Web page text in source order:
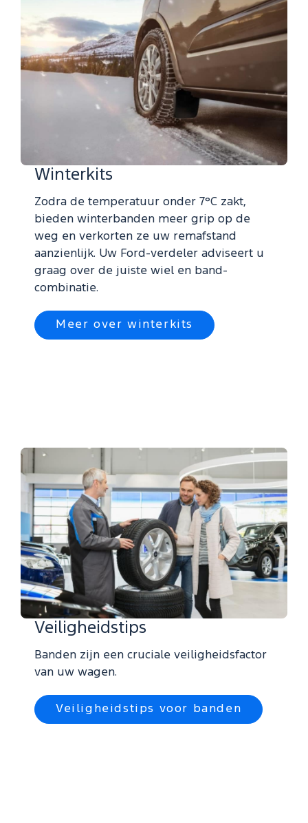
Winterkits
Zodra de temperatuur onder 7°C zakt,
bieden winterbanden meer grip op de
weg en verkorten ze uw remafstand
aanzienlijk. Uw Ford-verdeler adviseert u
graag over de juiste wiel en band-
combinatie.
Meer over winterkits
Veiligheidstips
Banden zijn een cruciale veiligheidsfactor
van uw wagen.
Veiligheidstips voor banden